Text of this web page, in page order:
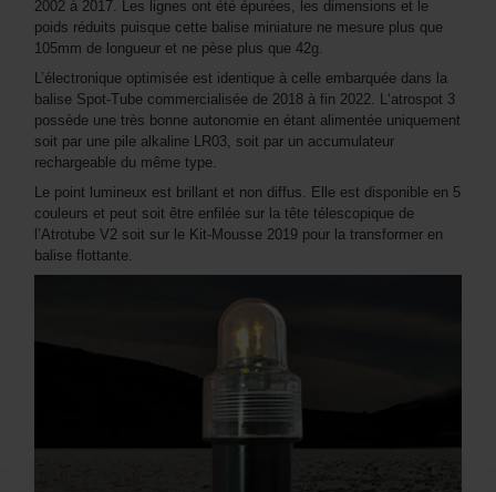
2002 à 2017. Les lignes ont été épurées, les dimensions et le
poids réduits puisque cette balise miniature ne mesure plus que
105mm de longueur et ne pèse plus que 42g.
L’électronique optimisée est identique à celle embarquée dans la
balise Spot-Tube commercialisée de 2018 à fin 2022. L‘atrospot 3
possède une très bonne autonomie en étant alimentée uniquement
soit par une pile alkaline LR03, soit par un accumulateur
rechargeable du même type.
Le point lumineux est brillant et non diffus. Elle est disponible en 5
couleurs et peut soit être enfilée sur la tête télescopique de
l’Atrotube V2 soit sur le Kit-Mousse 2019 pour la transformer en
balise flottante.